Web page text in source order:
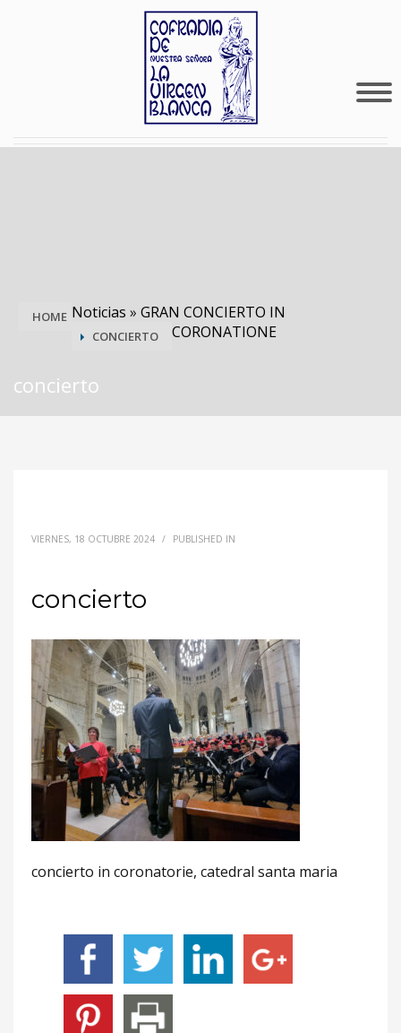
HOME Noticias » GRAN CONCIERTO IN
CORONATIONE
CONCIERTO
concierto
VIERNES, 18 OCTUBRE 2024 / PUBLISHED IN
concierto
concierto in coronatorie, catedral santa maria